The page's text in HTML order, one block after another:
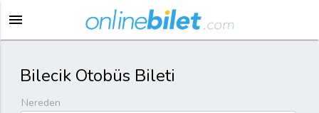
menu
Bilecik Otobüs Bileti
Nereden